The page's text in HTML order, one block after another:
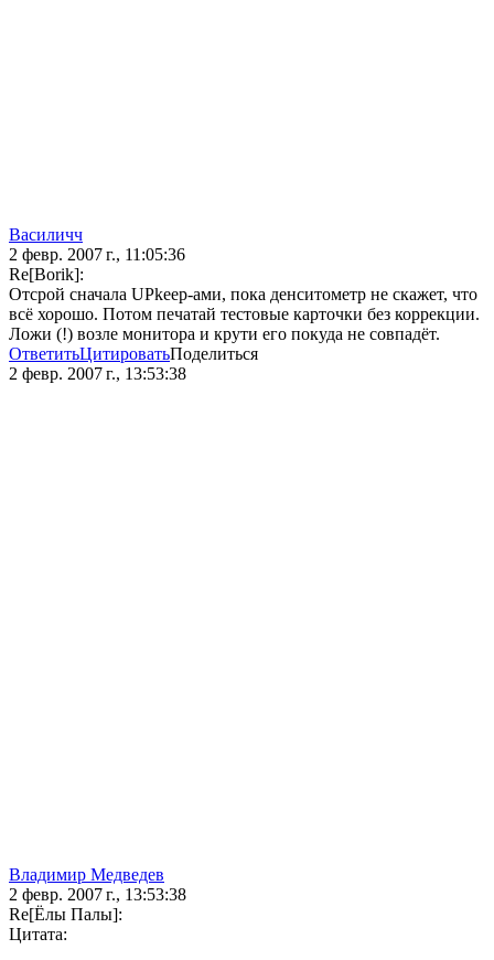
Василичч
2 февр. 2007 г., 11:05:36
Re[Borik]:
Отсрой сначала UPkeep-ами, пока денситометр не скажет, что
всё хорошо. Потом печатай тестовые карточки без коррекции.
Ложи (!) возле монитора и крути его покуда не совпадёт.
ОтветитьЦитироватьПоделиться
2 февр. 2007 г., 13:53:38
Владимир Медведев
2 февр. 2007 г., 13:53:38
Re[Ёлы Палы]:
Цитата: